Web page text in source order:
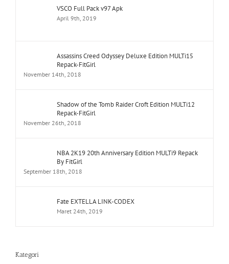
VSCO Full Pack v97 Apk
April 9th, 2019
Assassins Creed Odyssey Deluxe Edition MULTi15
Repack-FitGirl
November 14th, 2018
Shadow of the Tomb Raider Croft Edition MULTi12
Repack-FitGirl
November 26th, 2018
NBA 2K19 20th Anniversary Edition MULTi9 Repack
By FitGirl
September 18th, 2018
Fate EXTELLA LINK-CODEX
Maret 24th, 2019
Kategori